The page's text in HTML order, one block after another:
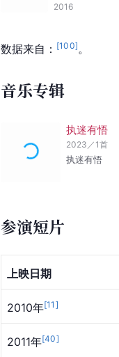
2016
数据来自： [100] 。
音乐专辑
执迷有悟
2023 ／1首
执迷有悟
参演短片
上映日期
2010年[11 ]
2011年[40]